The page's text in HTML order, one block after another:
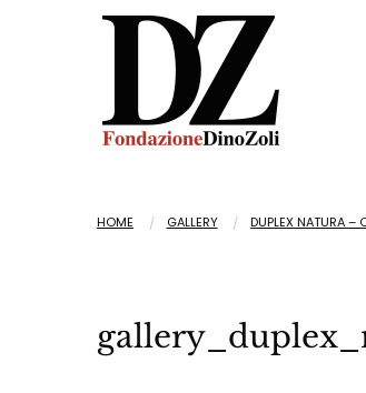
HOME GALLERY DUPLEX NATURA –